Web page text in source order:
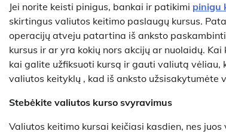
Jei norite keisti pinigus, bankai ir patikimi pinigu
skirtingus valiutos keitimo paslaugų kursus.
operacijų atveju patartina iš anksto
kursus ir ar yra kokių nors akcijų ar nuolaidų.
kai galite užfiksuoti kursą ir gauti valiutą vėliau,
valiutos keityklų , kad iš anksto užsisakytumėte
Stebėkite valiutos kurso svyravimus
Valiutos keitimo kursai keičiasi kasdien, nes